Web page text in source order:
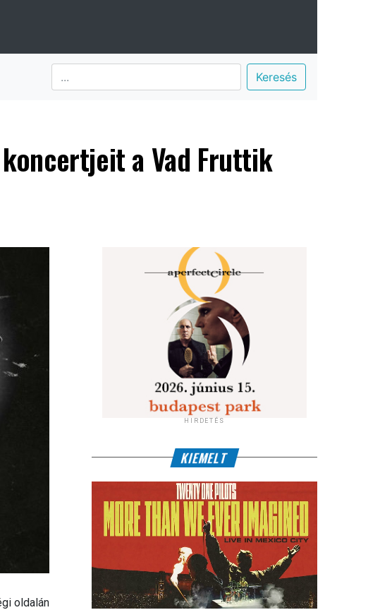
Keresés
a Vad Fruttik
oldalán
HIRDETÉS
KIEMELT